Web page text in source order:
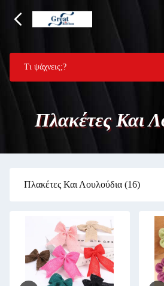
Πλακέτες Και
Πλακέτες Και Λουλούδια (16)